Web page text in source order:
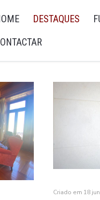
DESTAQUES
Criado em 18